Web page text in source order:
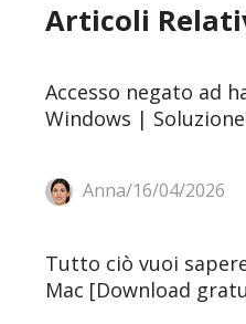
Articoli
Accesso negato ad
Windows |
Anna/16/04/2026
Tutto ciò vuoi
Mac [Download